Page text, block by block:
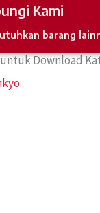
Kami
barang
Download